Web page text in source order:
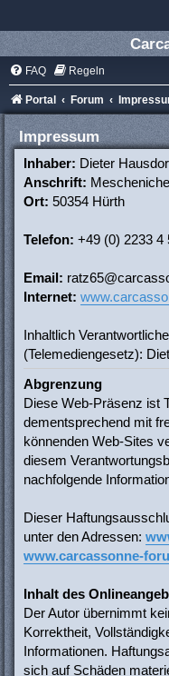
FAQ Regeln
Portal Forum
Impressum
Inhaber: Dieter
Anschrift:
Ort: 50354 Hürth
Telefon: +49 (0) 2233 4
Email:
Internet:
Inhaltlich
(Telemediengesetz):
Abgrenzung
Diese Web-Präsenz ist
dementsprechend mit
könnenden Web-Sites
diesem
nachfolgende
Dieser
unter den Adressen:
www.carcassonne-
Inhalt des
Der Autor übernimmt
Korrektheit,
Informationen.
sich auf Schäden